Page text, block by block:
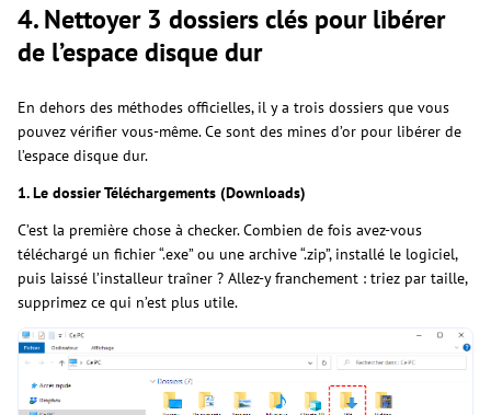
4. Nettoyer 3 dossiers clés pour libérer
de l’espace disque dur
En dehors des méthodes officielles, il y a trois dossiers que vous
pouvez vérifier vous-même. Ce sont des mines d’or pour libérer de
l’espace disque dur.
1. Le dossier Téléchargements (Downloads)
C’est la première chose à checker. Combien de fois avez-vous
téléchargé un fichier “.exe” ou une archive “.zip”, installé le logiciel,
puis laissé l’installeur traîner ? Allez-y franchement : triez par taille,
supprimez ce qui n’est plus utile.